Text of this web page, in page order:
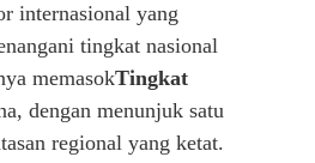
internasional yang
tingkat nasional
memasokTingkat
dengan menunjuk satu
regional yang ketat.